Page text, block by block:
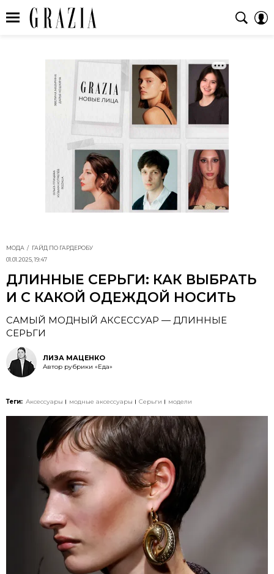
МОДА
ГАЙД ПО ГАРДЕРОБУ
01.01.2025, 19:47
ДЛИННЫЕ СЕРЬГИ: КАК ВЫБРАТЬ
И С КАКОЙ ОДЕЖДОЙ НОСИТЬ
САМЫЙ МОДНЫЙ АКСЕССУАР — ДЛИННЫЕ
СЕРЬГИ
ЛИЗА МАЦЕНКО
Автор рубрики «Еда»
Теги: Аксессуары модные аксессуары Серьги модели